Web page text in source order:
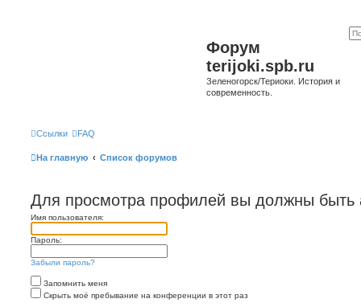
Форум
terijoki.spb.ru
Зеленогорск/Териоки. История и
современность.
Ссылки FAQ
На главную Список форумов
Для просмотра профилей вы должны быть
Имя пользователя:
Пароль:
Забыли пароль?
Запомнить меня
Скрыть моё пребывание на конференции в этот раз